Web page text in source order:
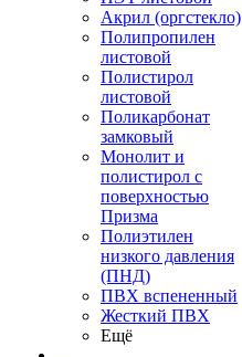
Акрил (оргстекло)
Полипропилен
листовой
Полистирол
листовой
Поликарбонат
замковый
Монолит и
полистирол с
поверхностью
Призма
Полиэтилен
низкого давления
(ПНД)
ПВХ вспененный
Жесткий ПВХ
Ещё